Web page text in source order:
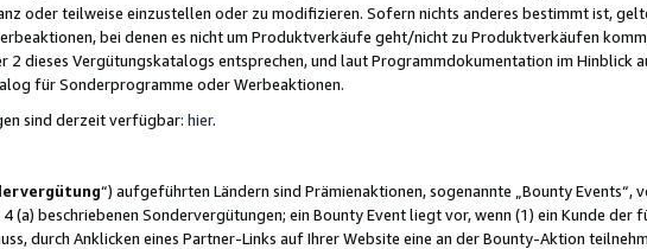
oder teilweise einzustellen oder zu modifizieren. Sofern nichts anderes bestimmt ist,
bei denen es nicht um Produktverkäufe geht/nicht zu Produktverkäufen
2 dieses Vergütungskatalogs entsprechen, und laut Programmdokumentation im Hinblick
für Sonderprogramme oder Werbeaktionen.
sind derzeit verfügbar: hier.
“) aufgeführten Ländern sind Prämienaktionen, sogenannte „Bounty Events“,
(a) beschriebenen Sondervergütungen; ein Bounty Event liegt vor, wenn (1) ein Kunde der
durch Anklicken eines Partner-Links auf Ihrer Website eine an der Bounty-Aktion